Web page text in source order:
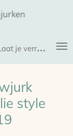
je verrassen!
style